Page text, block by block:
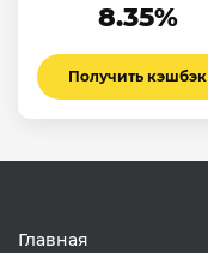
8.35%
Получить кэшбэк
Главная